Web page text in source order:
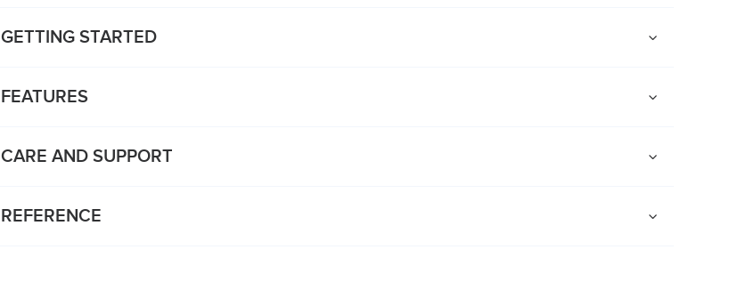
GETTING STARTED
FEATURES
CARE AND SUPPORT
REFERENCE